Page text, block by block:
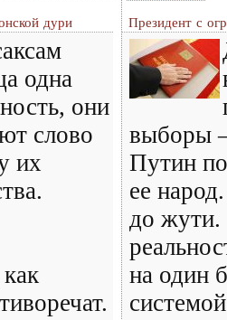
дури
одна
они
слово
их
Президент с
выборы
Путин
ее
до жути.
на один